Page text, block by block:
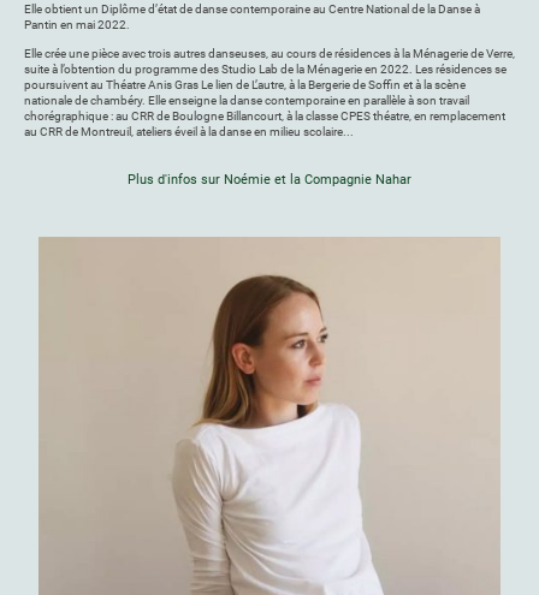
Elle obtient un Diplôme d’état de danse contemporaine au Centre National de la Danse à
Pantin en mai 2022.
Elle crée une pièce avec trois autres danseuses, au cours de résidences à la Ménagerie de Verre,
suite à l’obtention du programme des Studio Lab de la Ménagerie en 2022. Les résidences se
poursuivent au Théatre Anis Gras Le lien de L’autre, à la Bergerie de Soffin et à la scène
nationale de chambéry. Elle enseigne la danse contemporaine en parallèle à son travail
chorégraphique : au CRR de Boulogne Billancourt, à la classe CPES théatre, en remplacement
au CRR de Montreuil, ateliers éveil à la danse en milieu scolaire...
Plus d'infos sur Noémie et la Compagnie Nahar